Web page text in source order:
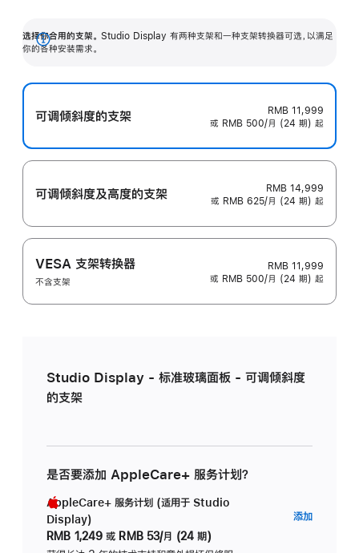
选择你合用的支架。 Studio Display 有两种支架和一种支架转换器可选，以满足
你的各种安装需求。
展
可调倾斜度的支架
RMB 11,999
或 RMB 500/月 (24 期) 起
可调倾斜度及高‍度的支‍架
RMB 14,999
或 RMB 625/月 (24 期) 起
VESA 支架转换器
不含支架
RMB 11,999
或 RMB 500/月 (24 期) 起
Studio Display - 标准玻璃面板 - 可调倾斜度
的支架
是否要添加 AppleCare+ 服务计划？
AppleCare+ 服务计划 (适用于 Studio
Display)
RMB 1,249 或 RMB 53/月 (24 期)
添加